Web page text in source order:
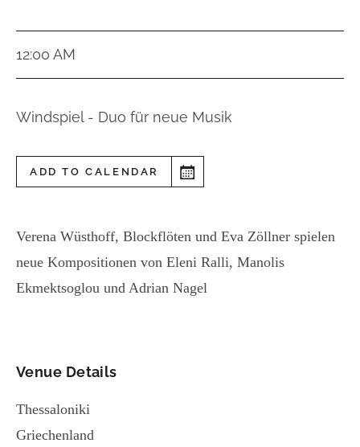
12:00 AM
Windspiel - Duo für neue Musik
ADD TO CALENDAR
Verena Wüsthoff, Blockflöten und Eva Zöllner spielen
neue Kompositionen von Eleni Ralli, Manolis
Ekmektsoglou und Adrian Nagel
Venue Details
Thessaloniki
Griechenland